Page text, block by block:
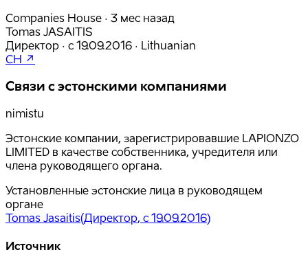
Companies House · 3 мес назад
Tomas JASAITIS
Директор · с 19.09.2016 · Lithuanian
CH ↗
Связи с эстонскими компаниями
nimistu
Эстонские компании, зарегистрировавшие LAPIONZO
LIMITED в качестве собственника, учредителя или
члена руководящего органа.
Установленные эстонские лица в руководящем
органе
Tomas Jasaitis(Директор, с 19.09.2016)
Источник